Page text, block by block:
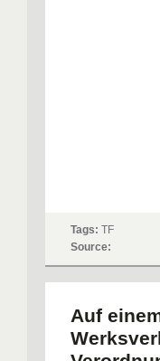
Tags: TF
Source:
Auf